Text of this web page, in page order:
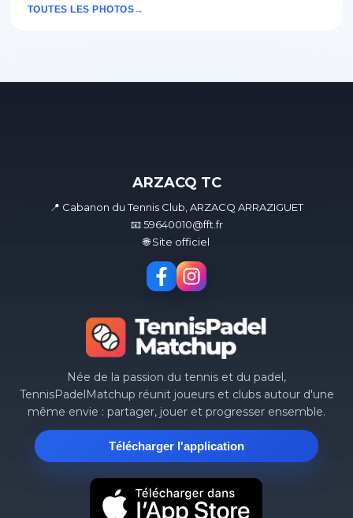
TOUTES LES PHOTOS
ARZACQ TC
📍 Cabanon du Tennis Club, ARZACQ ARRAZIGUET
📧 59640010@fft.fr
🌐 Site officiel
Née de la passion du tennis et du padel,
TennisPadelMatchup réunit joueurs et clubs autour d'une
même envie : partager, jouer et progresser ensemble.
Télécharger l'application